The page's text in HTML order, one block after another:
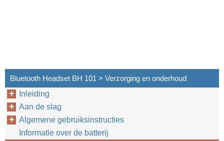
Bluetooth Headset BH 101 > Verzorging en onderhoud
Inleiding
Aan de slag
Algemene gebruiksinstructies
Informatie over de batterij